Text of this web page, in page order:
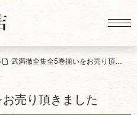
武満徹全集全5巻揃いをお売り頂きました
売り頂きました